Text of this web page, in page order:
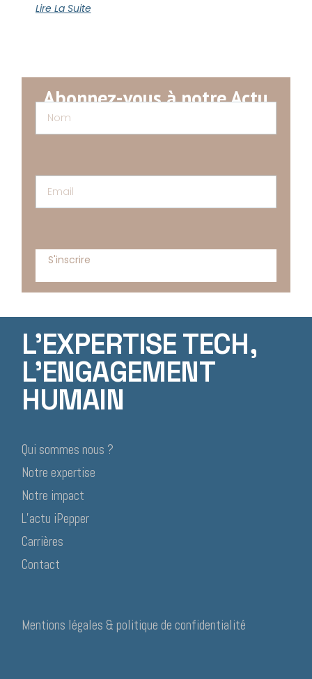
Lire La Suite
Abonnez-vous à notre Actu
S'inscrire
L'EXPERTISE TECH,
L'ENGAGEMENT
HUMAIN
Qui sommes nous ?
Notre expertise
Notre impact
L’actu iPepper
Carrières
Contact
Mentions légales & politique de confidentialité